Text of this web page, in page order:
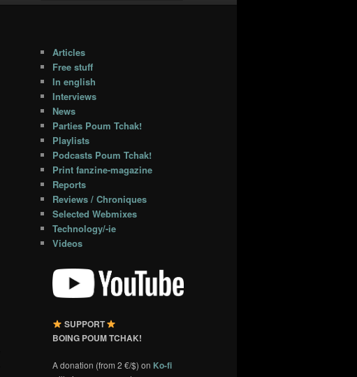
Articles
Free stuff
In english
Interviews
News
Parties Poum Tchak!
Playlists
Podcasts Poum Tchak!
Print fanzine-magazine
Reports
Reviews / Chroniques
Selected Webmixes
Technology/-ie
Videos
SUPPORT
BOING POUM TCHAK!
A donation (from 2 €/$) on Ko-fi